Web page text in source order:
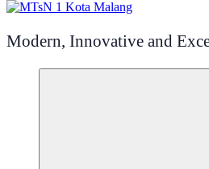
Modern, Innovative and